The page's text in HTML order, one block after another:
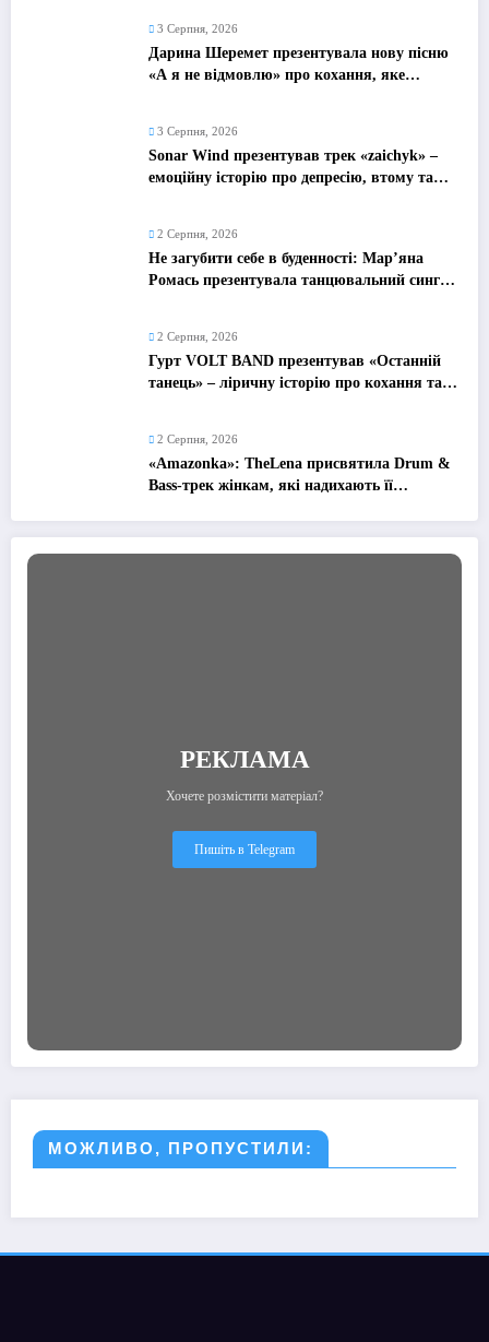
3 Серпня, 2026
Дарина Шеремет презентувала нову пісню
«А я не відмовлю» про кохання, яке
3 Серпня, 2026
Sonar Wind презентував трек «zaichyk» –
емоційну історію про депресію, втому та
2 Серпня, 2026
Не загубити себе в буденності: Мар’яна
Ромась презентувала танцювальний сингл
2 Серпня, 2026
Гурт VOLT BAND презентував «Останній
танець» – ліричну історію про кохання та
2 Серпня, 2026
«Amazonka»: TheLena присвятила Drum &
Bass-трек жінкам, які надихають її
РЕКЛАМА
Хочете розмістити матеріал?
Пишіть в Telegram
МОЖЛИВО, ПРОПУСТИЛИ: